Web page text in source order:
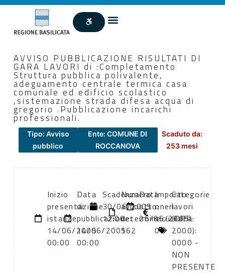
AVVISO PUBBLICAZIONE RISULTATI DI
GARA LAVORI di :Completamento
Struttura pubblica polivalente,
adeguamento centrale termica casa
comunale ed edificio scolastico
,sistemazione strada difesa acqua di
gregorio .Pubblicazione incarichi
professionali.
Tipo: Avviso
pubblico
Ente: COMUNE DI
ROCCANOVA
Scaduto da:
253 mesi
Inizio
presentazione
istanze:
14/06/2005
00:00
Data
di
pubblicazione:
14/06/2005
00:00
Scadenza:
30/06/2005
12:00
Numero
atto:
determine
162
Data
atto:
26/05/2005
Importo
oneri
sicurezza:
0
Categorie
lavori
(DPR
2000):
0000 -
NON
PRESENTE